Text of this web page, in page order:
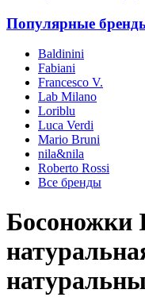
Популярные
Baldinini
Fabiani
Francesco V.
Lab Milano
Loriblu
Luca Verdi
Mario Bruni
nila&nila
Roberto Rossi
Все бренды
Босоножки